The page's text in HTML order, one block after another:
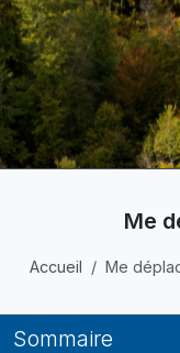
Me
Accueil Me
Sommaire